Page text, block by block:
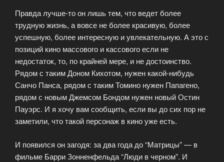
Правда лучше-то он лишь тем, что ведет более
трудную жизнь, а вовсе не более красивую, более
успешную, более интересную и увлекательную. А это с
позиций кино массового и кассового если не
недостаток, то, по крайней мере, и не достоинство.
Рядом с таким Доном Кихотом, нужен какой-нибудь
Санчо Панса, рядом с таким Томино нужен Папагено,
рядом с новым Джемсом Бондом нужен новый Остин
Пауэрс. И я хочу вам сообщить, если вы до сих пор не
заметили, что такой персонаж в кино уже есть.
И появился он загодя: за два года до “Матрицы” — в
фильме Барри Зонненфельда “Люди в черном”. И